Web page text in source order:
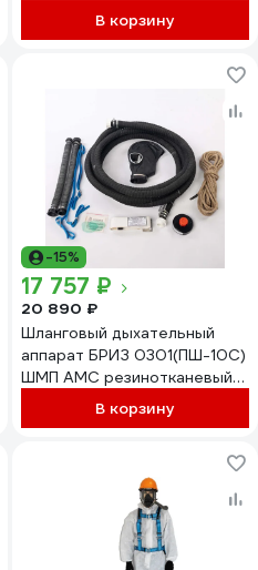
В корзину
-15%
17 757 ₽
20 890 ₽
Шланговый дыхательный
аппарат БРИЗ 0301(ПШ-10С)
ШМП АМС резинотканевый
503102200В корзину